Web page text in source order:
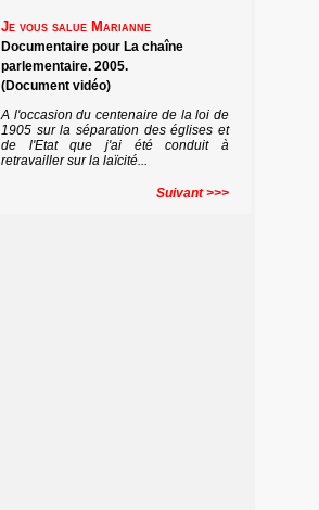
Je vous salue Marianne
Documentaire pour La chaîne
parlementaire. 2005.
(Document vidéo)
A l'occasion du centenaire de la loi de
1905 sur la séparation des églises et
de l'Etat que j'ai été conduit à
retravailler sur la laïcité...
Suivant >>>